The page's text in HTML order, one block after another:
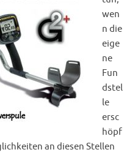
wen
n die
eige
ne
Fun
dstel
le
ersc
höpf
an diesen Stellen